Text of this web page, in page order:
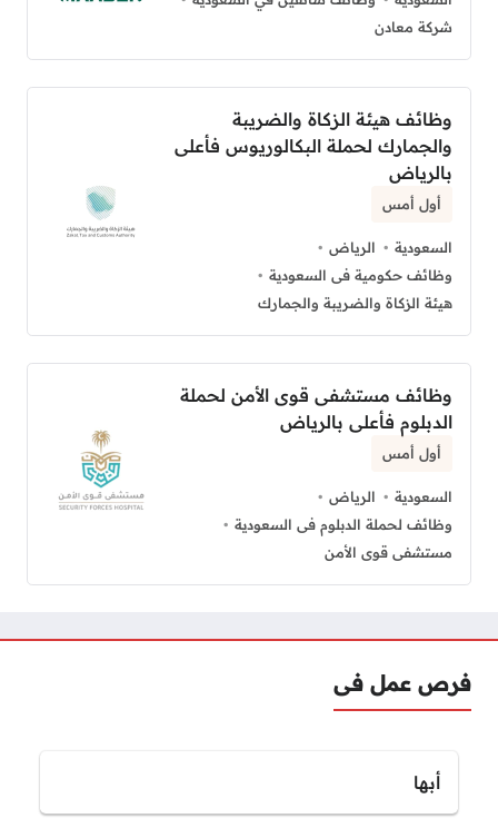
شركة معادن
وظائف هيئة الزكاة والضريبة
والجمارك لحملة البكالوريوس فأعلى
بالرياض
أول أمس
السعودية
الرياض
وظائف حكومية فى السعودية
هيئة الزكاة والضريبة والجمارك
وظائف مستشفى قوى الأمن لحملة
الدبلوم فأعلى بالرياض
أول أمس
السعودية
الرياض
وظائف لحملة الدبلوم فى السعودية
مستشفى قوى الأمن
فرص عمل فى
أبها